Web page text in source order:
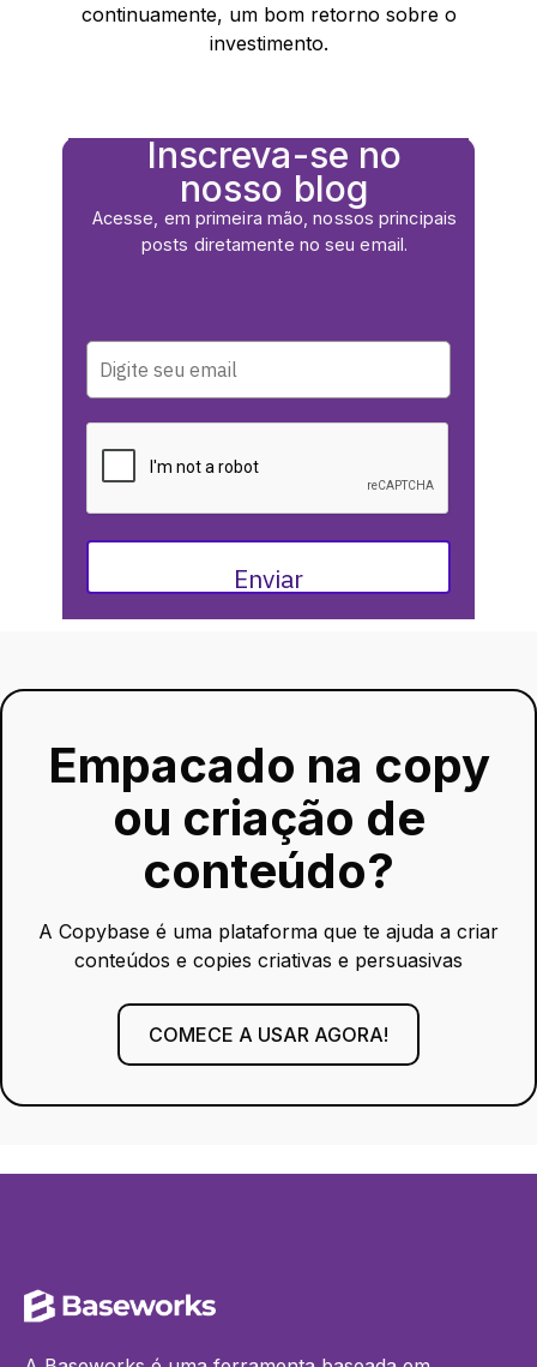
continuamente, um bom retorno sobre o
investimento.
Inscreva-se no
nosso blog
Acesse, em primeira mão, nossos principais
posts diretamente no seu email.
Enviar
Empacado na copy
ou criação de
conteúdo?
A Copybase é uma plataforma que te ajuda a criar
conteúdos e copies criativas e persuasivas
COMECE A USAR AGORA!